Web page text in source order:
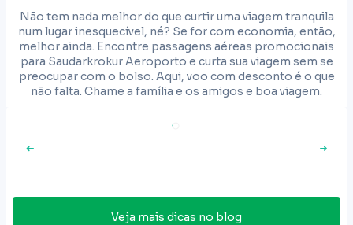
Não tem nada melhor do que curtir uma viagem tranquila
num lugar inesquecível, né? Se for com economia, então,
melhor ainda. Encontre passagens aéreas promocionais
para Saudarkrokur Aeroporto e curta sua viagem sem se
preocupar com o bolso. Aqui, voo com desconto é o que
não falta. Chame a família e os amigos e boa viagem.
Veja mais dicas no blog